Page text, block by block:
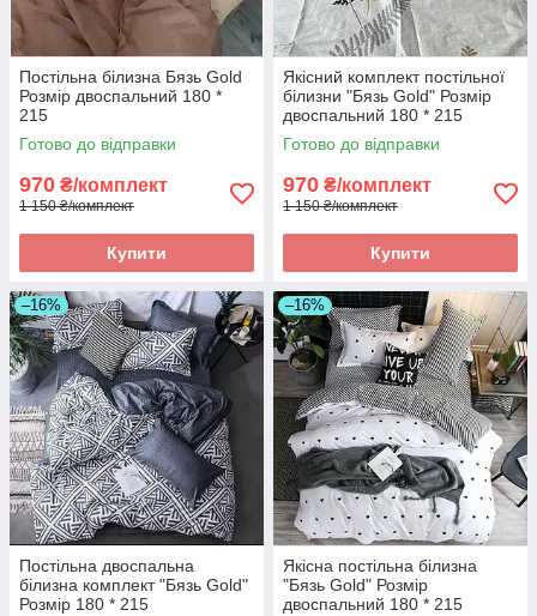
Постільна білизна Бязь Gold
Розмір двоспальний 180 *
215
Готово до відправки
970 ₴/комплект
1 150 ₴/комплект
Купити
Якісний комплект постільної
білизни "Бязь Gold" Розмір
двоспальний 180 * 215
Готово до відправки
970 ₴/комплект
1 150 ₴/комплект
Купити
–16%
Постільна двоспальна
білизна комплект "Бязь Gold"
Розмір 180 * 215
–16%
Якісна постільна білизна
"Бязь Gold" Розмір
двоспальний 180 * 215